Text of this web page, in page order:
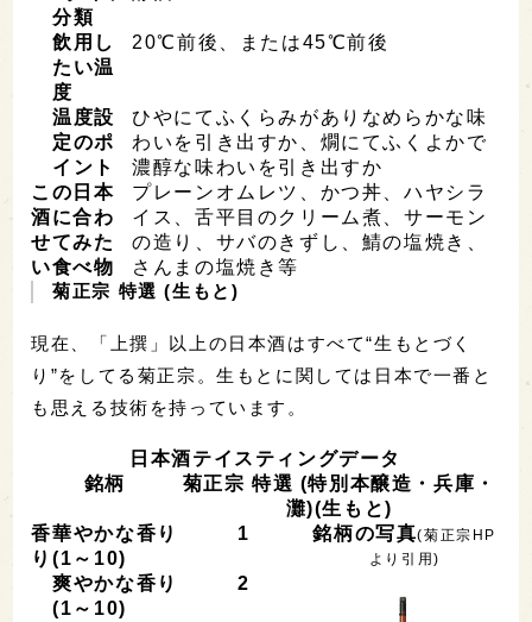
分類
飲用し
たい温
度
20℃前後、または45℃前後
温度設
定のポ
イント
ひやにてふくらみがありなめらかな味
わいを引き出すか、燗にてふくよかで
濃醇な味わいを引き出すか
この日本
酒に合わ
せてみた
い食べ物
プレーンオムレツ、かつ丼、ハヤシラ
イス、舌平目のクリーム煮、サーモン
の造り、サバのきずし、鯖の塩焼き、
さんまの塩焼き等
菊正宗 特選 (生もと)
現在、「上撰」以上の日本酒はすべて“生もとづく
り”をしてる菊正宗。生もとに関しては日本で一番と
も思える技術を持っています。
日本酒テイスティングデータ
銘柄
菊正宗 特選 (特別本醸造・兵庫・
灘)(生もと)
香
り
華やかな香り
(1～10)
1 銘柄の写真(菊正宗HP
より引用)
爽やかな香り
(1～10)
2